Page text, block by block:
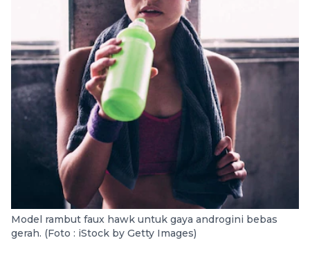
Model rambut faux hawk untuk gaya androgini bebas
gerah. (Foto : iStock by Getty Images)